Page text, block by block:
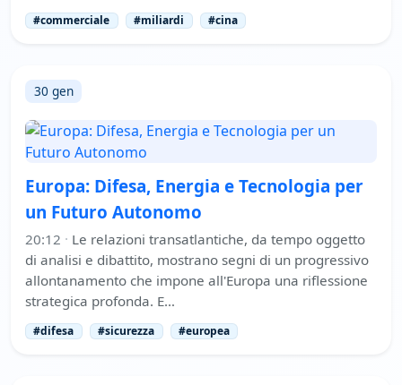
#commerciale #miliardi #cina
30 gen
Europa: Difesa, Energia e Tecnologia per
un Futuro Autonomo
20:12 · Le relazioni transatlantiche, da tempo oggetto
di analisi e dibattito, mostrano segni di un progressivo
allontanamento che impone all'Europa una riflessione
strategica profonda. E…
#difesa #sicurezza #europea